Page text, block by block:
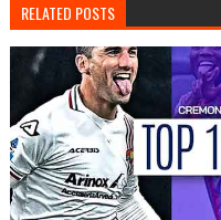
RELATED POSTS